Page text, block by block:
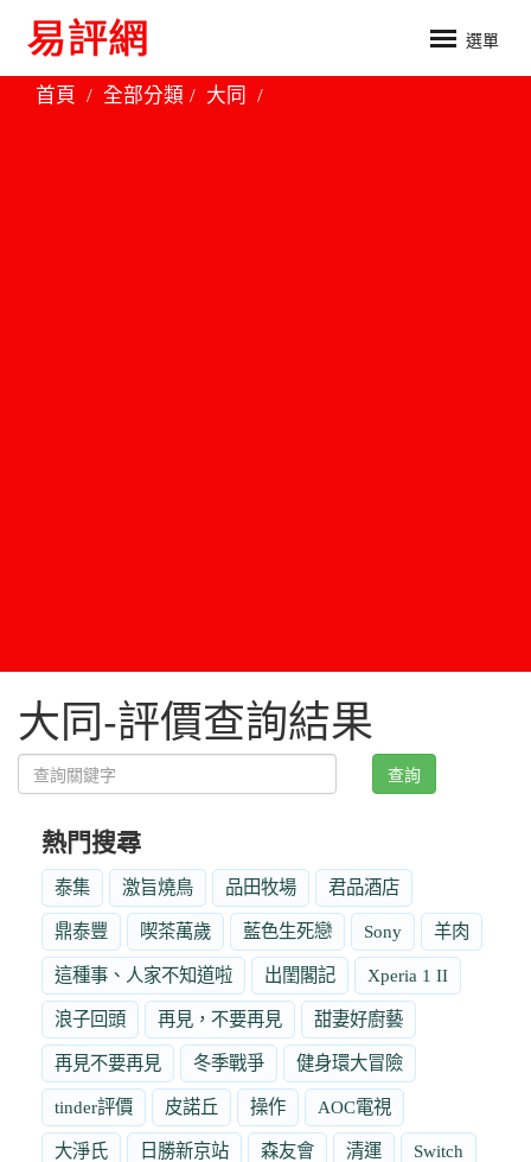
選單
首頁 全部分類 大同
大同-評價查詢結果
查詢
熱門搜尋
泰集 激旨燒鳥 品田牧場 君品酒店
鼎泰豐 喫茶萬歲 藍色生死戀 Sony 羊肉
這種事、人家不知道啦 出閨閣記 Xperia 1 II
浪子回頭 再見，不要再見 甜妻好廚藝
再見不要再見 冬季戰爭 健身環大冒險
tinder評價 皮諾丘 操作 AOC電視
大淨氏 日勝新京站 森友會 清運 Switch